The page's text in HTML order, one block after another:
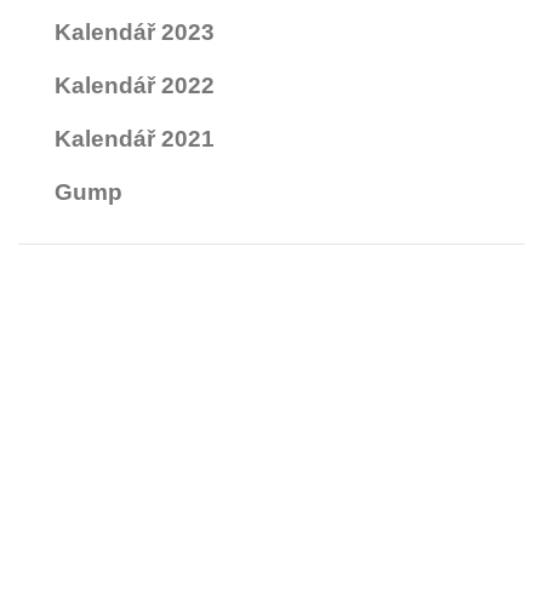
Kalendář 2023
Kalendář 2022
Kalendář 2021
Gump